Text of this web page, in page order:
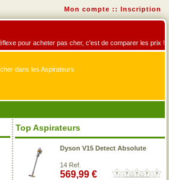
Mon compte :: Inscription
pour acheter pas cher, c'est de comparer les prix !
dans les Aspirateurs
Top Aspirateurs
Dyson V15 Detect Absolute
14 Ref.
569,99 €